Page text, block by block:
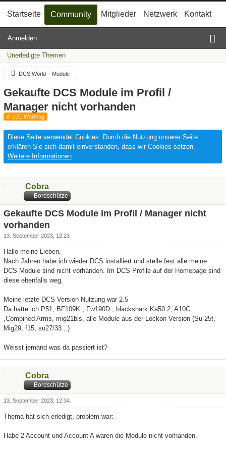
Startseite Community Mitglieder Netzwerk Kontakt
Anmelden
Unerledigte Themen
DCS World – Module
Gekaufte DCS Module im Profil /
Manager nicht vorhanden
A-10C Warthog
Diese Seite verwendet Cookies. Durch die Nutzung unserer Seite
erklären Sie sich damit einverstanden, dass wir Cookies setzen.
Weitere Informationen
Cobra
Bordschütze
Gekaufte DCS Module im Profil / Manager nicht
vorhanden
13. September 2023, 12:23
Hallo meine Lieben,
Nach Jahren habe ich wieder DCS installiert und stelle fest alle meine
DCS Module sind nicht vorhanden. Im DCS Profile auf der Homepage sind
diese ebenfalls weg.
Meine letzte DCS Version Nutzung war 2.5
Da hatte ich P51, BF109K , Fw190D , blackshark Ka50 2, A10C
,Combined Arms, mig21bis, alle Module aus der Lockon Version (Su-25t,
Mig29, f15, su27/33...)
Weisst jemand was da passiert ist?
Cobra
Bordschütze
13. September 2023, 12:34
Thema hat sich erledigt, problem war:
Habe 2 Account und Account A waren die Module nicht vorhanden.